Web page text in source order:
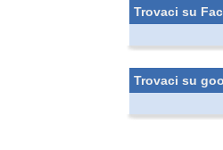
Trovaci su
Trovaci su